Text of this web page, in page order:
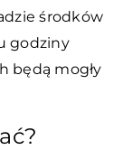
środków
godziny
będą mogły